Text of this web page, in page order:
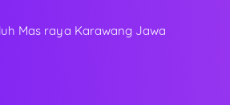
Mas raya Karawang Jawa